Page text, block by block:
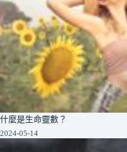
什麼是生命靈數？
2024-05-14